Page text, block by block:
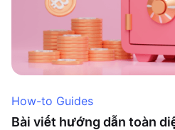
How-to Guides
Bài viết hướng dẫn toàn